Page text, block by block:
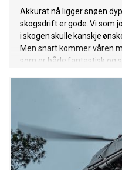
Akkurat nå ligger snøen
skogsdrift er gode. Vi som
i skogen skulle kanskje
Men snart kommer våren
som er både fantastisk og